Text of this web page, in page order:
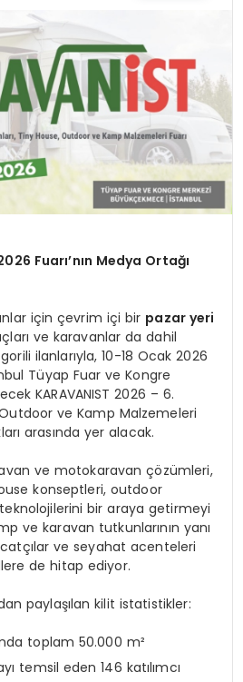
Fuarı’nın Medya Ortağı
için çevrim içi bir pazar yeri
ve karavanlar da dahil
ilanlarıyla, 10-18 Ocak 2026
Tüyap Fuar ve Kongre
KARAVANIST 2026 – 6.
ve Kamp Malzemeleri
arasında yer alacak.
ve motokaravan çözümleri,
konseptleri, outdoor
bir araya getirmeyi
ve karavan tutkunlarının yanı
ve seyahat acenteleri
de hitap ediyor.
paylaşılan kilit istatistikler:
toplam 50.000 m²
temsil eden 146 katılımcı